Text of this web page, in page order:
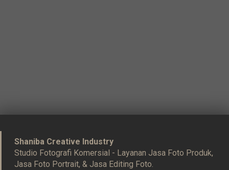
Shaniba Creative Industry
Studio Fotografi Komersial - Layanan Jasa Foto Produk,
Jasa Foto Portrait, & Jasa Editing Foto.